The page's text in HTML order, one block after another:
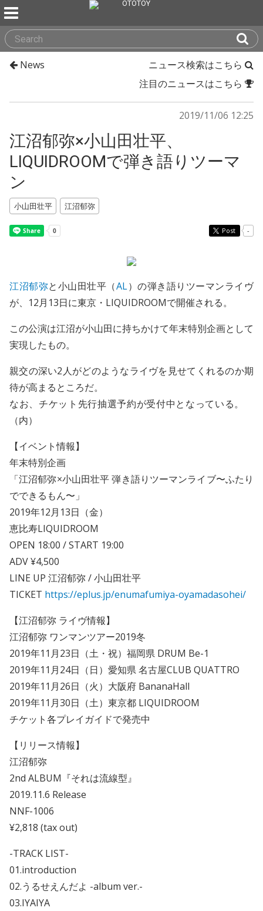
News
ニュース検索はこちら
注目のニュースはこちら
2019/11/06 12:25
江沼郁弥×小山田壮平、
LIQUIDROOMで弾き語りツーマ
ン
小山田壮平 江沼郁弥
Post -
江沼郁弥と小山田壮平（AL）の弾き語りツーマンライヴ
が、12月13日に東京・LIQUIDROOMで開催される。
この公演は江沼が小山田に持ちかけて年末特別企画として
実現したもの。
親交の深い2人がどのようなライヴを見せてくれるのか期
待が高まるところだ。
なお、チケット先行抽選予約が受付中となっている。
（内）
【イベント情報】
年末特別企画
「江沼郁弥×小山田壮平 弾き語りツーマンライブ〜ふたり
でできるもん〜」
2019年12月13日（金）
恵比寿LIQUIDROOM
OPEN 18:00 / START 19:00
ADV ¥4,500
LINE UP 江沼郁弥 / 小山田壮平
TICKET https://eplus.jp/enumafumiya-oyamadasohei/
【江沼郁弥 ライヴ情報】
江沼郁弥 ワンマンツアー2019冬
2019年11月23日（土・祝）福岡県 DRUM Be-1
2019年11月24日（日）愛知県 名古屋CLUB QUATTRO
2019年11月26日（火）大阪府 BananaHall
2019年11月30日（土）東京都 LIQUIDROOM
チケット各プレイガイドで発売中
【リリース情報】
江沼郁弥
2nd ALBUM 『それは流線型』
2019.11.6 Release
NNF-1006
¥2,818 (tax out)
-TRACK LIST-
01.introduction
02.うるせえんだよ -album ver.-
03.IYAIYA